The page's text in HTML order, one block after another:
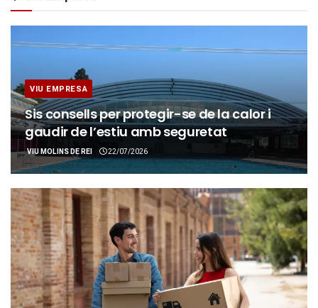
VIU EMPRESA
Sis consells per protegir-se de la calor i
gaudir de l’estiu amb seguretat
VIU MOLINS DE REI 22/07/2026